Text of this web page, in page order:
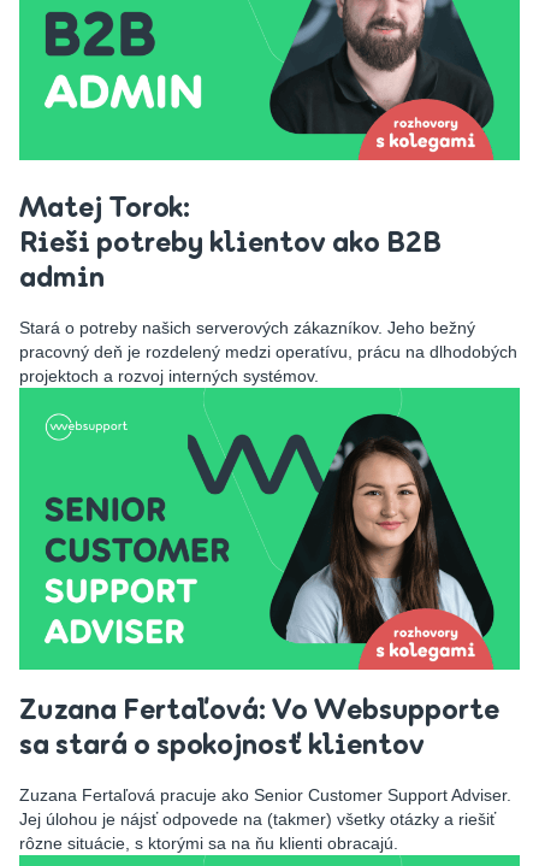
Matej Torok:
Rieši potreby klientov ako B2B
admin
Stará o potreby našich serverových zákazníkov. Jeho bežný
pracovný deň je rozdelený medzi operatívu, prácu na dlhodobých
projektoch a rozvoj interných systémov.
Zuzana Fertaľová: Vo Websupporte
sa stará o spokojnosť klientov
Zuzana Fertaľová pracuje ako Senior Customer Support Adviser.
Jej úlohou je nájsť odpovede na (takmer) všetky otázky a riešiť
rôzne situácie, s ktorými sa na ňu klienti obracajú.